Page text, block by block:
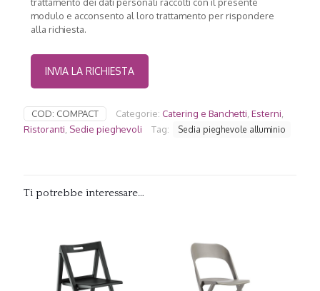
modulo e acconsento al loro trattamento per rispondere
alla richiesta.
COD: COMPACT Categorie: Catering e Banchetti Esterni
Ristoranti Sedie pieghevoli Tag: Sedia pieghevole alluminio
Ti potrebbe interessare…